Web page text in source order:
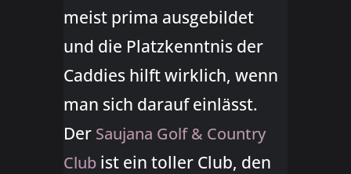
meist prima ausgebildet
und die Platzkenntnis der
Caddies hilft wirklich, wenn
man sich darauf einlässt.
Der Saujana Golf & Country
Clubist ein toller Club, den